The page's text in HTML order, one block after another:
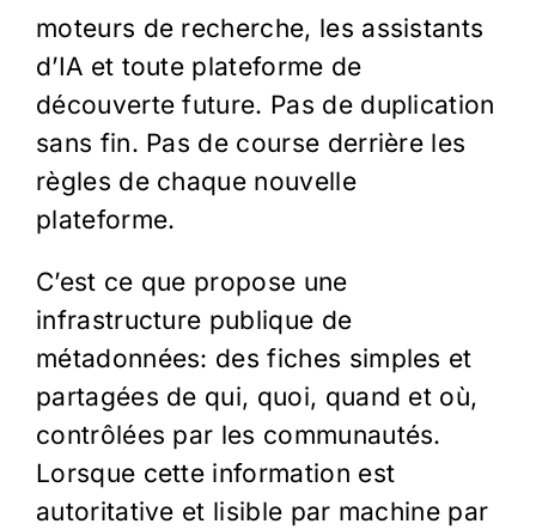
moteurs de recherche, les assistants
d’IA et toute plateforme de
découverte future. Pas de duplication
sans fin. Pas de course derrière les
règles de chaque nouvelle
plateforme.
C’est ce que propose une
infrastructure publique de
métadonnées: des fiches simples et
partagées de qui, quoi, quand et où,
contrôlées par les communautés.
Lorsque cette information est
autoritative et lisible par machine par